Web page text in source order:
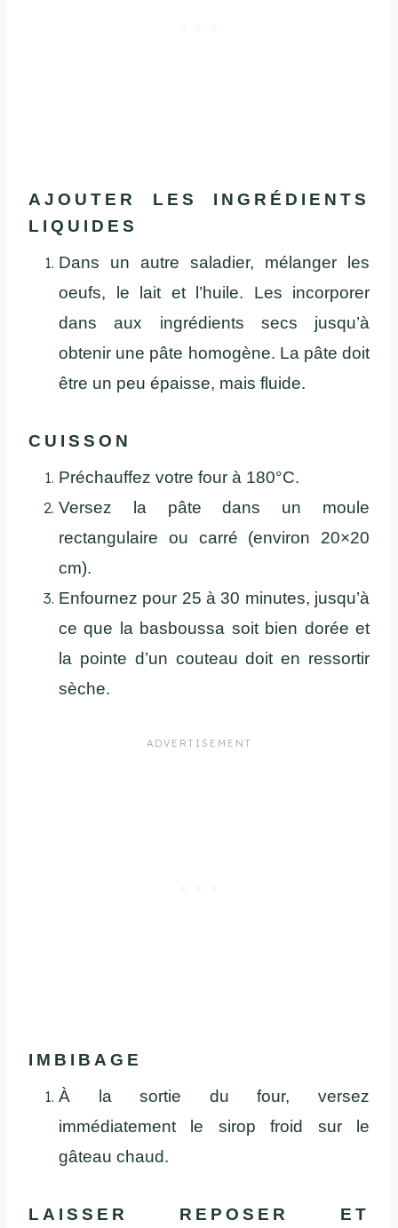
AJOUTER LES INGRÉDIENTS
LIQUIDES
Dans un autre saladier, mélanger les
oeufs, le lait et l’huile. Les incorporer
dans aux ingrédients secs jusqu’à
obtenir une pâte homogène. La pâte doit
être un peu épaisse, mais fluide.
CUISSON
Préchauffez votre four à 180°C.
Versez la pâte dans un moule
rectangulaire ou carré (environ 20×20
cm).
Enfournez pour 25 à 30 minutes, jusqu’à
ce que la basboussa soit bien dorée et
la pointe d’un couteau doit en ressortir
sèche.
IMBIBAGE
À la sortie du four, versez
immédiatement le sirop froid sur le
gâteau chaud.
LAISSER REPOSER ET